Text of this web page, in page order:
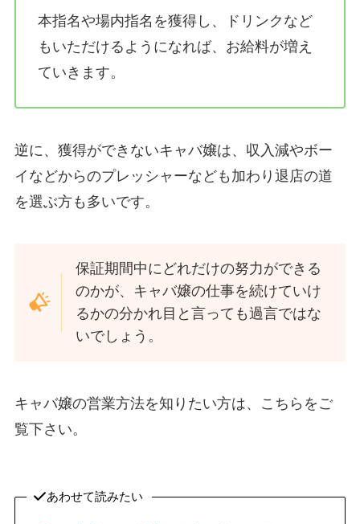
本指名や場内指名を獲得し、ドリンクなど
もいただけるようになれば、お給料が増え
ていきます。
逆に、獲得ができないキャバ嬢は、収入減やボー
イなどからのプレッシャーなども加わり退店の道
を選ぶ方も多いです。
保証期間中にどれだけの努力ができる
のかが、キャバ嬢の仕事を続けていけ
るかの分かれ目と言っても過言ではな
いでしょう。
キャバ嬢の営業方法を知りたい方は、こちらをご
覧下さい。
あわせて読みたい